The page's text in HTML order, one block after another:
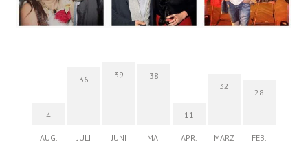
4
AUG.
36
JULI
39
JUNI
38
MAI
11
APR.
32
MÄRZ
28
FEB.